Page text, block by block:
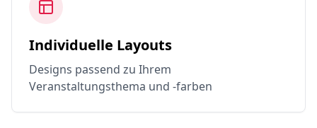
Individuelle Layouts
Designs passend zu Ihrem
Veranstaltungsthema und -farben